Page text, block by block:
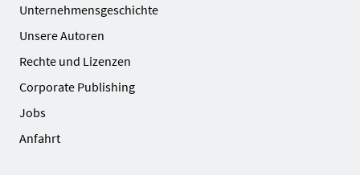
Unternehmensgeschichte
Unsere Autoren
Rechte und Lizenzen
Corporate Publishing
Jobs
Anfahrt